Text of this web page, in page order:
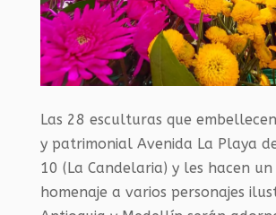
Las 28 esculturas que
y patrimonial Avenida La Playa
10 (La Candelaria) y les hacen
homenaje a varios personajes